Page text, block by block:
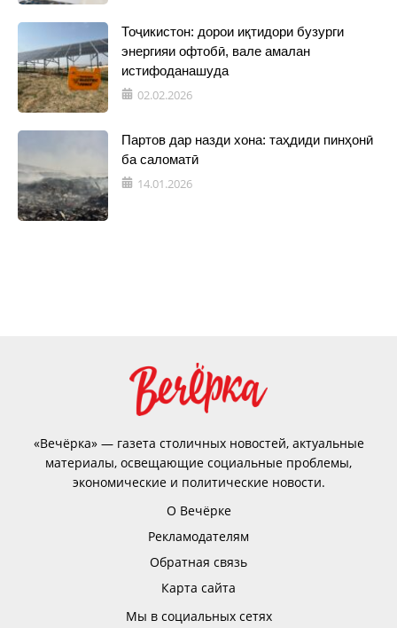
Тоҷикистон: дорои иқтидори бузурги
энергияи офтобӣ, вале амалан
истифоданашуда
02.02.2026
Партов дар назди хона: таҳдиди пинҳонӣ
ба саломатӣ
14.01.2026
«Вечёрка» — газета столичных новостей, актуальные
материалы, освещающие социальные проблемы,
экономические и политические новости.
О Вечёрке
Рекламодателям
Обратная связь
Карта сайта
Мы в социальных сетях